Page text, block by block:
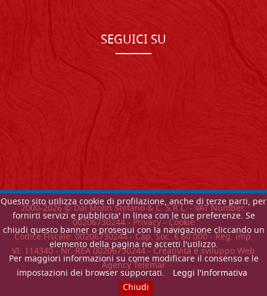
Questo sito utilizza cookie di profilazione, anche di terze parti, per
fornirti servizi e pubblicita' in linea con le tue preferenze. Se
chiudi questo banner o prosegui con la navigazione cliccando un
elemento della pagina ne accetti l'utilizzo.
Per maggiori informazioni su come modificare il consenso e le
impostazioni dei browser supportati.
Leggi l'informativa
Chiudi
SEGUICI SU
2000-2026© Dal Molin Stefano & C. S.R.L. - VAT Number:
00206730244 - Privacy-Cookie
Codice Fiscale: 00206730244 - Cap. Soc. € 60.000 - Reg. imp.
VI: 114340 - Nr. REA 00206730244 - Creatività e sviluppo Web
Agency Telemar